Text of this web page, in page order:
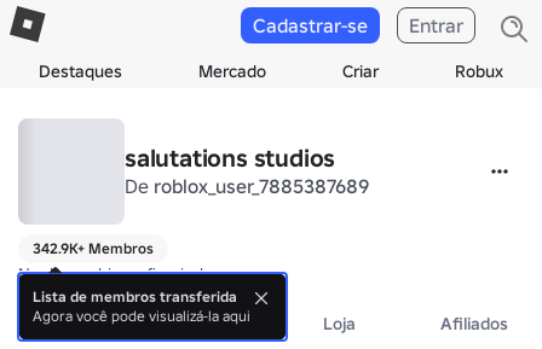
Destaques Mercado Criar Robux
Cadastrar-se Entrar
salutations studios
De roblox_user_7885387689
342.9K+ Membros
Nenhuma biografia ainda.
Sobre Eventos Loja Afiliados
Lista de membros transferida
Agora você pode visualizá-la aqui